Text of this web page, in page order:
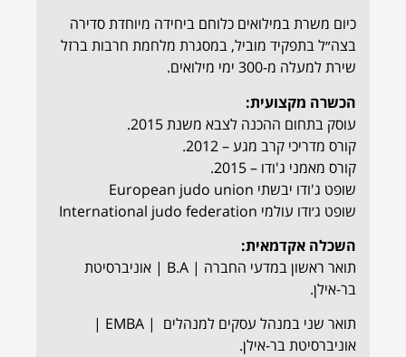
כיום משרת במילואים כלוחם ביחידה מיוחדת סדירה
בצה״ל בתפקיד מוביל, במסגרת מלחמת חרבות ברזל
שירת למעלה מ-300 ימי מילואים.
הכשרה מקצועית:
עוסק בתחום ההכנה לצבא משנת 2015.
קורס מדריכי קרב מגע – 2012.
קורס מאמני ג'ודו – 2015.
שופט ג'ודו יבשתי European judo union
שופט ג׳ודו עולמי International judo federation
השכלה אקדמאית:
תואר ראשון במדעי החברה | B.A | אוניברסיטת
בר-אילן.
תואר שני במנהל עסקים למנהלים | EMBA |
אוניברסיטת בר-אילן.